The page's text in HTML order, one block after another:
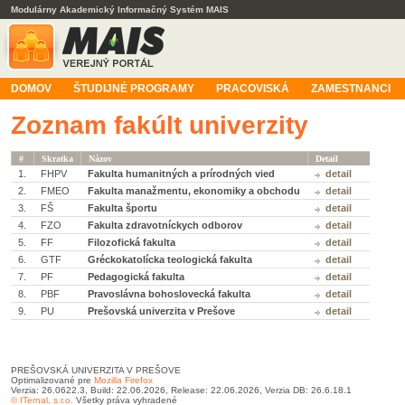
Modulárny Akademický Informačný Systém MAIS
DOMOV ŠTUDIJNÉ PROGRAMY PRACOVISKÁ ZAMESTNANCI
Zoznam fakúlt univerzity
# Skratka Názov Detail
1. FHPV Fakulta humanitných a prírodných vied
detail
2.
FMEO Fakulta manažmentu, ekonomiky a obchodu
detail
3.
FŠ Fakulta športu
detail
4.
FZO Fakulta zdravotníckych odborov
detail
5.
FF Filozofická fakulta
detail
6.
GTF Gréckokatolícka teologická fakulta
detail
7.
PF Pedagogická fakulta
detail
8.
PBF Pravoslávna bohoslovecká fakulta
detail
9.
PU Prešovská univerzita v Prešove detail
PREŠOVSKÁ UNIVERZITA V PREŠOVE
Optimalizované pre Mozilla Firefox
Verzia: 26.0622.3, Build: 22.06.2026, Release: 22.06.2026, Verzia DB: 26.6.18.1
© ITernal, s.r.o. Všetky práva vyhradené